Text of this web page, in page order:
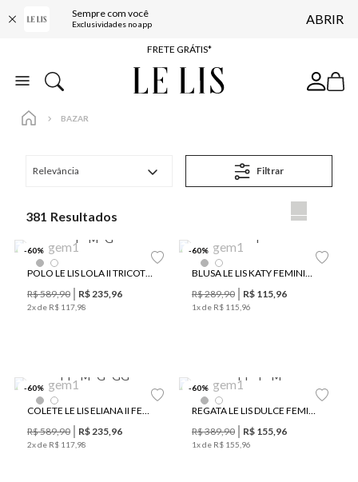
Sempre com você
Exclusividades no app ABRIR
ENTREGA EXPRESSA*
FRETE GRÁTIS*
BAIXE O APP
BAZAR
Relevância Filtrar
381
-60%
P M G
POLO LE LIS LOLA II TRICOT FEMININA
R$589,90 R$235,96
2x de R$ 117 98
-60%
P
BLUSA LE LIS KATY FEMININA
R$289,90 R$ 115,96
1x de R$ 115 96
-60%
PP M G GG
COLETE LE LIS ELIANA II FEMININO
R$589,90 R$235,96
2x de R$ 117 98
-60%
PP P M
REGATA LE LIS DULCE FEMININA
R$389,90 R$ 155,96
1x de R$ 155 96